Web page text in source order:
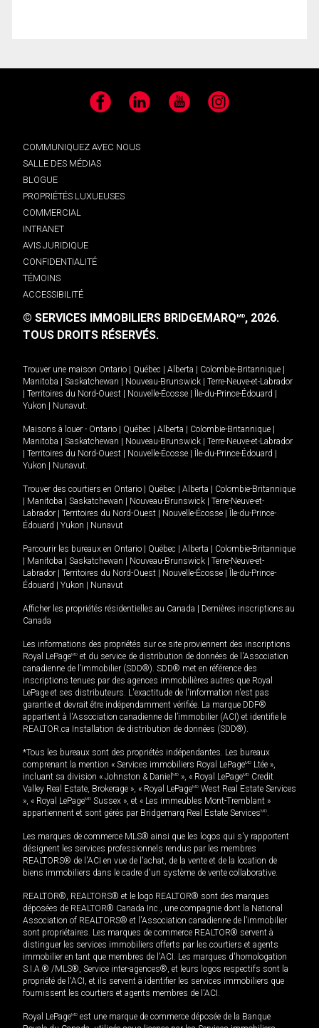
Facebook LinkedIn YouTube Instagram
COMMUNIQUEZ AVEC NOUS
SALLE DES MÉDIAS
BLOGUE
PROPRIÉTÉS LUXUEUSES
COMMERCIAL
INTRANET
AVIS JURIDIQUE
CONFIDENTIALITÉ
TÉMOINS
ACCESSIBILITÉ
© SERVICES IMMOBILIERS BRIDGEMARQMD, 2026.
TOUS DROITS RÉSERVÉS.
Trouver une maison Ontario Québec Alberta Colombie-Britannique
Manitoba
Saskatchewan Nouveau-Brunswick
Terre-Neuve-et-Labrador
Territoires du Nord-Ouest Nouvelle-Écosse Île-du-Prince-Édouard
Yukon
Nunavut.
Maisons à louer - Ontario Québec Alberta Colombie-Britannique
Manitoba
Saskatchewan Nouveau-Brunswick
Terre-Neuve-et-Labrador
Territoires du Nord-Ouest Nouvelle-Écosse Île-du-Prince-Édouard
Yukon
Nunavut.
Trouver des courtiers en Ontario Québec Alberta
Colombie-Britannique
Manitoba Saskatchewan Nouveau-Brunswick
Terre-Neuve-et-
Labrador
Territoires du Nord-Ouest Nouvelle-Écosse
Île-du-Prince-
Édouard
Yukon Nunavut
Parcourir les bureaux en Ontario Québec Alberta
Colombie-Britannique
Manitoba Saskatchewan Nouveau-Brunswick
Terre-Neuve-et-
Labrador
Territoires du Nord-Ouest Nouvelle-Écosse
Île-du-Prince-
Édouard
Yukon Nunavut
Afficher les propriétés résidentielles au Canada
Dernières inscriptions au
Canada
Les informations des propriétés sur ce site proviennent des inscriptions
Royal LePageMD et du service de distribution de données de l'Association
canadienne de l’immobilier (SDD®). SDD® met en référence des
inscriptions tenues par des agences immobilières autres que Royal
LePage et ses distributeurs. L'exactitude de l'information n'est pas
garantie et devrait être indépendamment vérifiée. La marque DDF®
appartient à l'Association canadienne de l’immobilier (ACI) et identifie le
REALTOR.ca Installation de distribution de données (SDD®).
*Tous les bureaux sont des propriétés indépendantes. Les bureaux
comprenant la mention « Services immobiliers Royal LePageMD Ltée »,
incluant sa division « Johnston & Daniel MD », « Royal LePageMD Credit
Valley Real Estate, Brokerage », « Royal LePageMD West Real Estate Services
», « Royal LePageMD Sussex », et « Les immeubles Mont-Tremblant »
appartiennent et sont gérés par Bridgemarq Real Estate ServicesMD.
Les marques de commerce MLS® ainsi que les logos qui s'y rapportent
désignent les services professionnels rendus par les membres
REALTORS® de l'ACI en vue de l'achat, de la vente et de la location de
biens immobiliers dans le cadre d'un système de vente collaborative.
REALTOR®, REALTORS® et le logo REALTOR® sont des marques
déposées de REALTOR® Canada Inc., une compagnie dont la National
Association of REALTORS® et l'Association canadienne de l’immobilier
sont propriétaires. Les marques de commerce REALTOR® servent à
distinguer les services immobiliers offerts par les courtiers et agents
immobilier en tant que membres de l'ACI. Les marques d'homologation
S.I.A.® /MLS®, Service inter-agences®, et leurs logos respectifs sont la
propriété de l'ACI, et ils servent à identifier les services immobiliers que
fournissent les courtiers et agents membres de l'ACI.
Royal LePageMD est une marque de commerce déposée de la Banque